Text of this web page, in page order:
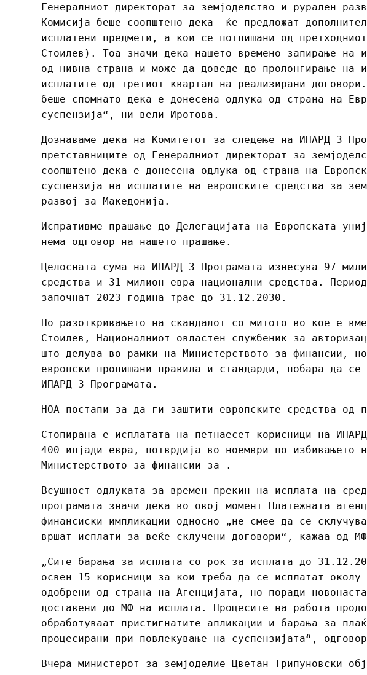
Генералниот директорат за земјоделство и рурален
Комисија беше соопштено дека ќе предложат
исплатени предмети, а кои се потпишани од
Стоилев). Тоа значи дека нашето времено запирање на
од нивна страна и може да доведе до пролонгирање на
исплатите од третиот квартал на реализирани
беше спомнато дека е донесена одлука од страна на
суспензија“, ни вели Иротова.
Дознаваме дека на Комитетот за следење на ИПАРД 3
претставниците од Генералниот директорат за
соопштено дека е донесена одлука од страна на
суспензија на исплатите на европските средства за
развој за Македонија.
Испративме прашање до Делегацијата на Европската
нема одговор на нашето прашање.
Целосната сума на ИПАРД 3 Програмата изнесува 97
средства и 31 милион евра национални средства.
започнат 2023 година трае до 31.12.2030.
По разоткривањето на скандалот со митото во кое е
Стоилев, Националниот овластен службеник за
што делува во рамки на Министерството за финансии,
европски пропишани правила и стандарди, побара да се
ИПАРД 3 Програмата.
НОА постапи за да ги заштити европските средства од
Стопирана е исплатата на петнаесет корисници на
400 илјади евра, потврдија во ноември по избивањето
Министерството за финансии за .
Всушност одлуката за времен прекин на исплата на
програмата значи дека во овој момент Платежната
финансиски импликации односно „не смее да се
вршат исплати за веќе склучени договори“, кажаа од
„Сите барања за исплата со рок за исплата до
освен 15 корисници за кои треба да се исплатат
одобрени од страна на Агенцијата, но поради
доставени до МФ на исплата. Процесите на работа
обработуваат пристигнатите апликации и барања за
процесирани при повлекување на суспензијата“,
Вчера министерот за земјоделие Цветан Трипуновски